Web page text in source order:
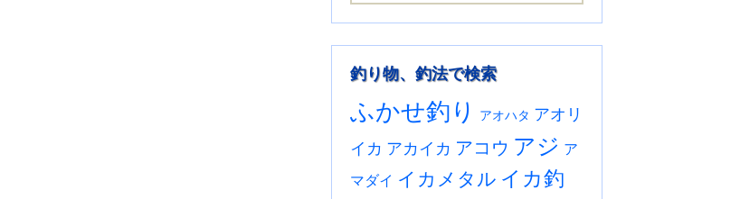
釣り物、釣法で検索
ふかせ釣り アオハタ アオリ
イカ アカイカ アコウ アジ ア
マダイ イカメタル イカ釣